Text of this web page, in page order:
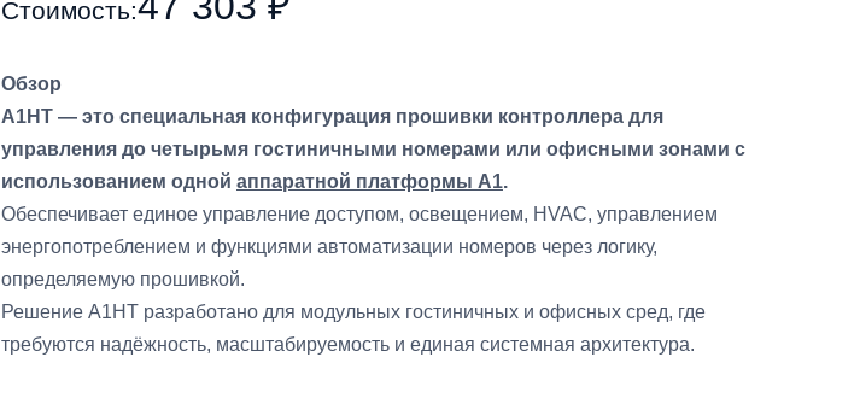
Стоимость:
Обзор
A1HT — это специальная конфигурация прошивки контроллера для
управления до четырьмя гостиничными номерами или офисными зонами с
использованием одной аппаратной платформы A1.
Обеспечивает единое управление доступом, освещением, HVAC, управлением
энергопотреблением и функциями автоматизации номеров через логику,
определяемую прошивкой.
Решение A1HT разработано для модульных гостиничных и офисных сред, где
требуются надёжность, масштабируемость и единая системная архитектура.